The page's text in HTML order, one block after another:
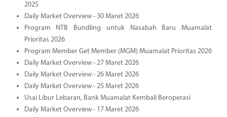
2025
Daily Market Overview - 30 Maret 2026
Program NTB Bundling untuk Nasabah Baru Muamalat
Prioritas 2026
Program Member Get Member (MGM) Muamalat Prioritas 2026
Daily Market Overview - 27 Maret 2026
Daily Market Overview - 26 Maret 2026
Daily Market Overview - 25 Maret 2026
Usai Libur Lebaran, Bank Muamalat Kembali Beroperasi
Daily Market Overview - 17 Maret 2026